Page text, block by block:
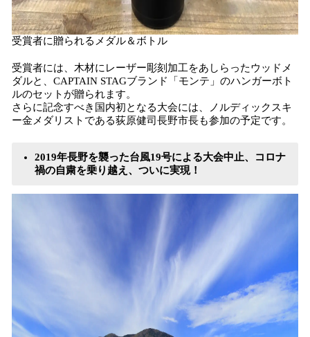
受賞者に贈られるメダル＆ボトル
受賞者には、木材にレーザー彫刻加工をあしらったウッドメ
ダルと、CAPTAIN STAGブランド「モンテ」のハンガーボト
ルのセットが贈られます。
さらに記念すべき国内初となる大会には、ノルディックスキ
ー金メダリストである荻原健司長野市長も参加の予定です。
2019年長野を襲った台風19号による大会中止、コロナ
禍の自粛を乗り越え、ついに実現！